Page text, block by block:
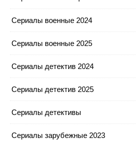
Сериалы военные 2024
Сериалы военные 2025
Сериалы детектив 2024
Сериалы детектив 2025
Сериалы детективы
Сериалы зарубежные 2023